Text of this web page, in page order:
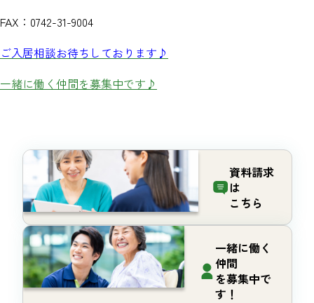
FAX：0742-31-9004
ご入居相談お待ちしております♪
一緒に働く仲間を募集中です♪
資料請求
は
こちら
一緒に働く
仲間
を募集中で
す！